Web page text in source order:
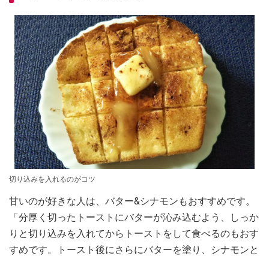
切り込みを入れるのがコツ
甘いのが好きな人は、バター&シナモンもおすすめです。
「分厚く切ったトーストにバターが沁み込むよう、しっか
りと切り込みを入れてからトーストをして食べるのもおす
すめです。トースト後にさらにバターを塗り、シナモンと